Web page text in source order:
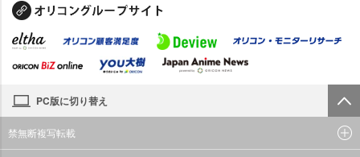
PC版に切り替え
禁無断複写転載